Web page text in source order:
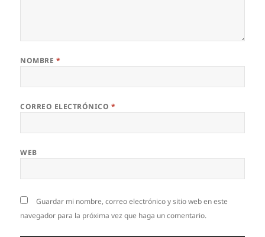
NOMBRE *
CORREO ELECTRÓNICO *
WEB
Guardar mi nombre, correo electrónico y sitio web en este
navegador para la próxima vez que haga un comentario.